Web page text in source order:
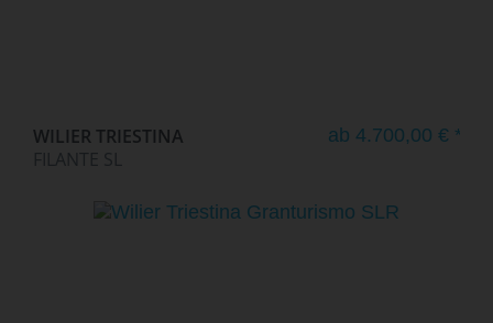
WILIER TRIESTINA
FILANTE SL
ab 4.700,00 € *